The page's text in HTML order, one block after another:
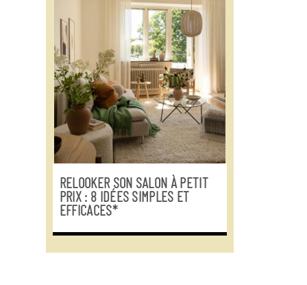
RELOOKER SON SALON À PETIT
PRIX : 8 IDÉES SIMPLES ET
EFFICACES*